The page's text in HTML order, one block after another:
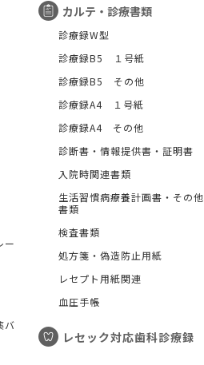
ー
バ
カルテ・診療書類
診療録W型
診療録B5 １号紙
診療録B5 その他
診療録A4 １号紙
診療録A4 その他
診断書・情報提供書・証明書
入院時関連書類
生活習慣病療養計画書・その他
書類
検査書類
処方箋・偽造防止用紙
レセプト用紙関連
血圧手帳
レセック対応歯科診療録